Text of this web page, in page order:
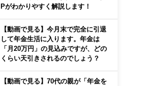
Pがわかりやすく解説します！
【動画で見る】今月末で完全に引退
して年金生活に入ります。年金は
「月20万円」の見込みですが、どの
くらい天引きされるのでしょう？
【動画で見る】70代の親が「年金を